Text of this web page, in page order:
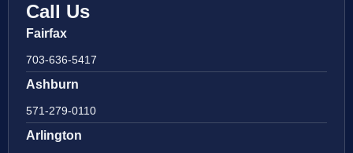
Call Us
Fairfax
703-636-5417
Ashburn
571-279-0110
Arlington